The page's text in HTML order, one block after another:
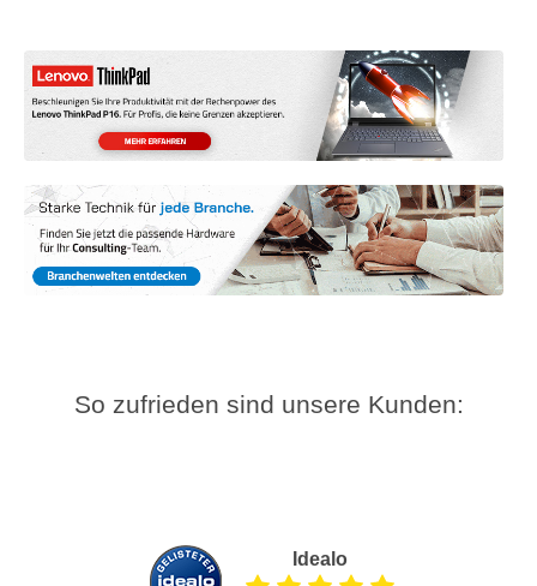
So zufrieden sind unsere Kunden:
Idealo